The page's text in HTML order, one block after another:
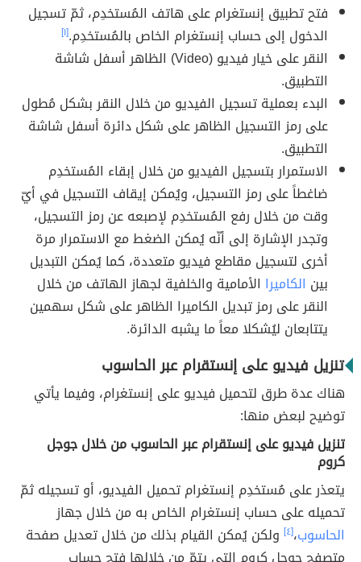
فتح تطبيق إنستغرام على هاتف المُستخدِم، ثمّ تسجيل
الدخول إلى حساب إنستغرام الخاص بالمُستخدِم.[١]
النقر على خيار فيديو (Video) الظاهر أسفل شاشة
التطبيق.
البدء بعملية تسجيل الفيديو من خلال النقر بشكل مُطول
على رمز التسجيل الظاهر على شكل دائرة أسفل شاشة
التطبيق.
الاستمرار بتسجيل الفيديو من خلال إبقاء المُستخدِم
ضاغطاً على رمز التسجيل، ويُمكن إيقاف التسجيل في أيّ
وقت من خلال رفع المُستخدِم لإصبعه عن رمز التسجيل،
وتجدر الإشارة إلى أنّه يُمكن الضغط مع الاستمرار مرة
أخرى لتسجيل مقاطع فيديو متعددة، كما يُمكن التبديل
بين الكاميرا الأمامية والخلفية لجهاز الهاتف من خلال
النقر على رمز تبديل الكاميرا الظاهر على شكل سهمين
يتتابعان ليُشكلا معاً ما يشبه الدائرة.
تنزيل فيديو على إنستقرام عبر الحاسوب
هناك عدة طرق لتحميل فيديو على إنستغرام، وفيما يأتي
توضيح لبعض منها:
تنزيل فيديو على إنستقرام عبر الحاسوب من خلال جوجل
كروم
يتعذر على مُستخدِم إنستغرام تحميل الفيديو، أو تسجيله ثمّ
تحميله على حساب إنستغرام الخاص به من خلال جهاز
الحاسوب،[٤]
ولكن يُمكن القيام بذلك من خلال تعديل صفحة